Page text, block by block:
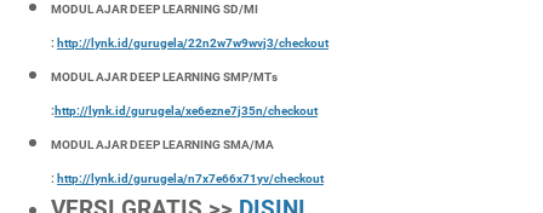
MODUL AJAR DEEP LEARNING SD/MI
: http://lynk.id/gurugela/22n2w7w9wvj3/checkout
MODUL AJAR DEEP LEARNING SMP/MTs
: http://lynk.id/gurugela/xe6ezne7j35n/checkout
MODUL AJAR DEEP LEARNING SMA/MA
: http://lynk.id/gurugela/n7x7e66x71yv/checkout